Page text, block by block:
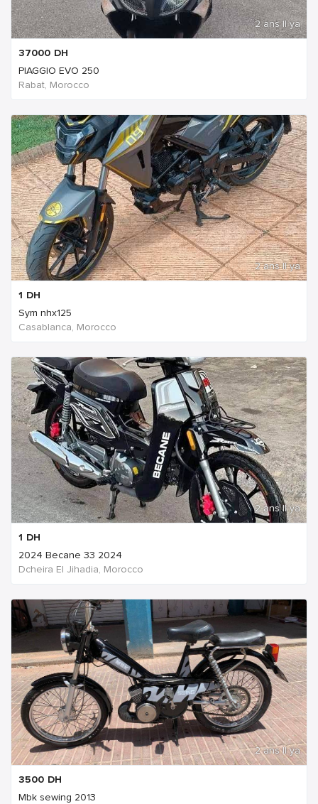
2 ans Il ya
37000 DH
PIAGGIO EVO 250
Rabat, Morocco
2 ans Il ya
1 DH
Sym nhx125
Casablanca, Morocco
2 ans Il ya
1 DH
2024 Becane 33 2024
Dcheira El Jihadia, Morocco
2 ans Il ya
3500 DH
Mbk sewing 2013